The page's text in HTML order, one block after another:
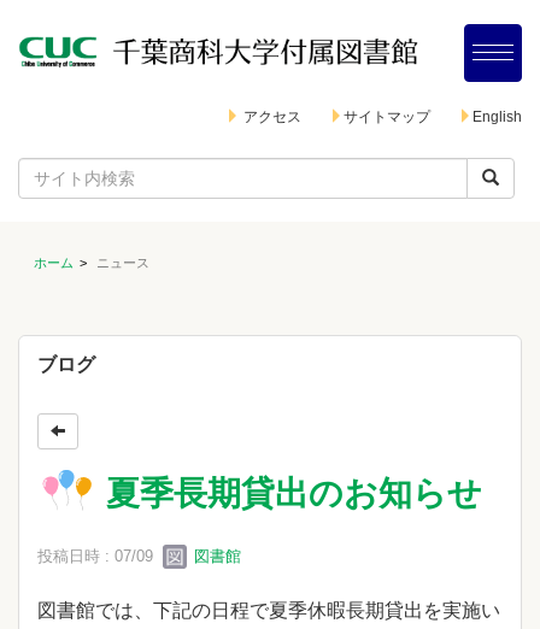
アクセス サイトマップ English
ホーム ニュース
ブログ
夏季長期貸出のお知らせ
投稿日時 : 07/09 図書館
図書館では、下記の日程で夏季休暇長期貸出を実施い